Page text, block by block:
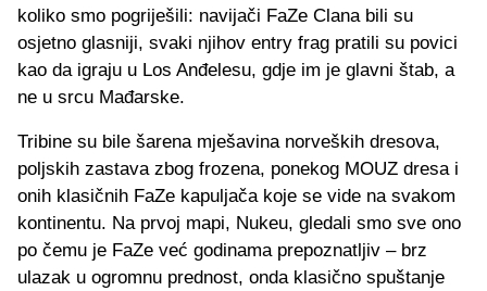
koliko smo pogriješili: navijači FaZe Clana bili su
osjetno glasniji, svaki njihov entry frag pratili su povici
kao da igraju u Los Anđelesu, gdje im je glavni štab, a
ne u srcu Mađarske.
Tribine su bile šarena mješavina norveških dresova,
poljskih zastava zbog frozena, ponekog MOUZ dresa i
onih klasičnih FaZe kapuljača koje se vide na svakom
kontinentu. Na prvoj mapi, Nukeu, gledali smo sve ono
po čemu je FaZe već godinama prepoznatljiv – brz
ulazak u ogromnu prednost, onda klasično spuštanje